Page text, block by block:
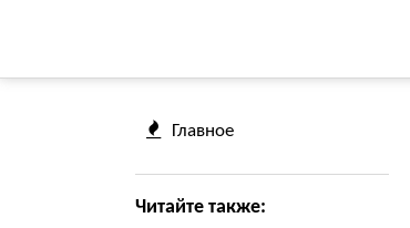
Главное
Читайте также: